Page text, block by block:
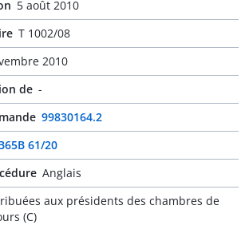
5 août 2010
T 1002/08
2010
de -
99830164.2
61/20
Anglais
aux présidents des chambres de
(C)